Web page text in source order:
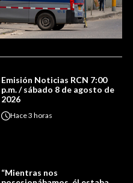
Emisión Noticias RCN 7:00
p.m. / sábado 8 de agosto de
2026
Hace3 horas
“Mientras nos